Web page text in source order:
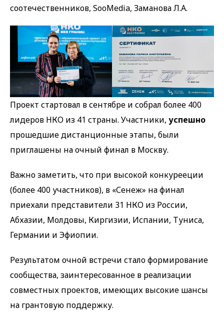
соотечественников, SooMedia, Заманова Л.А.
Проект стартовал в сентябре и собрал более 400
лидеров НКО из 41 страны. Участники, успешно
прошедшие дистанционные этапы, были
приглашены на очный финал в Москву.
Важно заметить, что при высокой конкурееции
(более 400 участников), в «Сенеж» на финал
приехали представители 31 НКО из России,
Абхазии, Молдовы, Киргизии, Испании, Туниса,
Германии и Эфиопии.
Результатом очной встречи стало формирование
сообщества, заинтересованное в реализации
совместных проектов, имеющих высокие шансы
на грантовую поддержку.